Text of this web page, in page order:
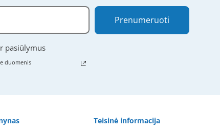
pasiūlymus
duomenis
Prenumeruoti
Teisinė informacija